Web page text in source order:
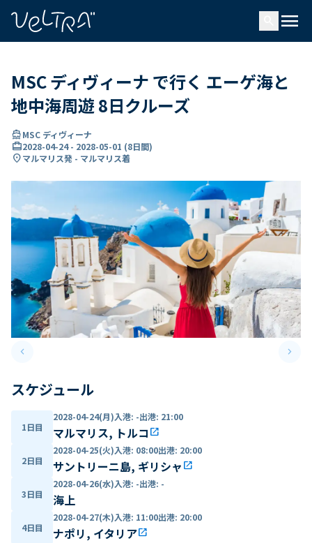
menu
MSC ディヴィーナ で行く エーゲ海と
地中海周遊 8日クルーズ
directions_boatMSC ディヴィーナ
card_travel2028-04-24- 2028-05-01 (8日間)
location_onマルマリス発 - マルマリス着
keyboard_arrow_leftPrevious slide keyboard_arrow_right
スケジュール
1日目
2028-04-24(月)入港: -出港: 21:00
マルマリス, トルコ open_in_new
2日目
2028-04-25(火)入港: 08:00出港: 20:00
サントリーニ島, ギリシャ open_in_new
3日目
2028-04-26(水)入港: -出港: -
海上
4日目
2028-04-27(木)入港: 11:00出港: 20:00
ナポリ, イタリアopen_in_new